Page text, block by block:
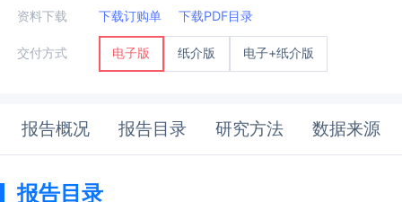
资料下载 下载订购单 下载PDF目录
交付方式 电子版 纸介版 电子+纸介版
报告概况 报告目录 研究方法 数据来源
报告目录